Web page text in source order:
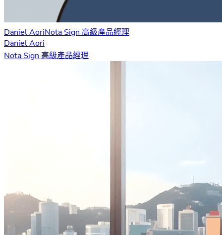
Daniel AoriNota Sign 高級產品經理
Daniel Aori
Nota Sign 高級產品經理